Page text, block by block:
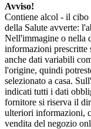
Avviso!
Contiene alcol - il
della Salute avverte:
Nell'immagine o nella
informazioni prescritte
anche dati variabili
l'origine, quindi
selezionato a casa.
indicati tutti i dati
fornitore si riserva il
ulteriori informazioni,
vendita del negozio